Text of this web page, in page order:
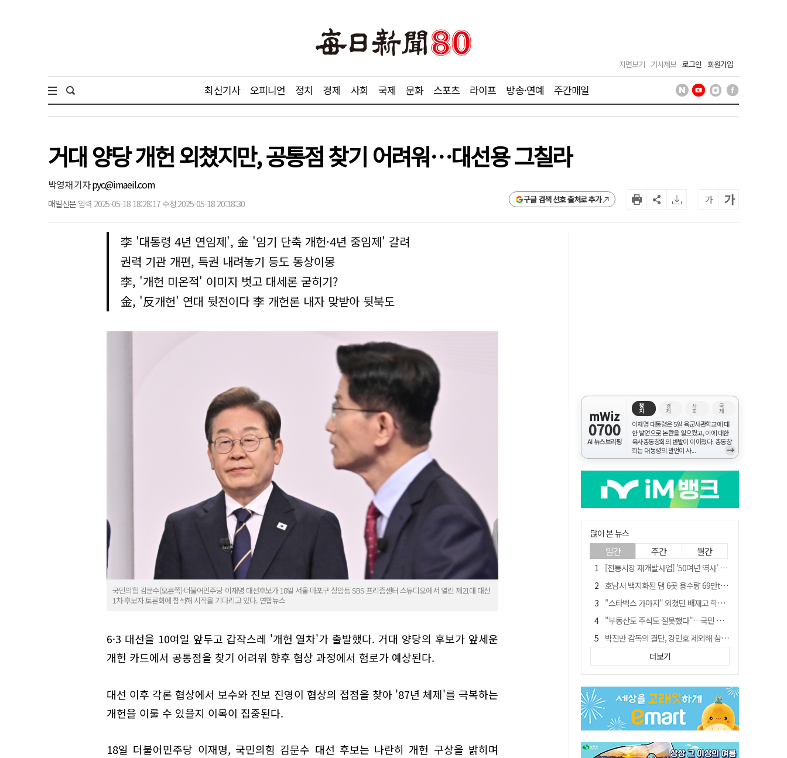
지면보기 기사제보 로그인 회원가입
최신기사 오피니언 정치 경제 사회 국제 문화 스포츠 라이프 방송·연예 주간매일
거대 양당 개헌 외쳤지만, 공통점 찾기 어려워…대선용 그칠라
박영채 기자pyc@imaeil.com
매일신문 입력 2025-05-18 18:28:17 수정 2025-05-18 20:18:30 구글 검색 선호 출처로 추가 가 가
李 '대통령 4년 연임제', 金 '임기 단축 개헌·4년 중임제' 갈려
권력 기관 개편, 특권 내려놓기 등도 동상이몽
李, '개헌 미온적' 이미지 벗고 대세론 굳히기?
金, '反개헌' 연대 뒷전이다 李 개헌론 내자 맞받아 뒷북도
국민의힘 김문수(오른쪽)·더불어민주당 이재명 대선후보가 18일 서울 마포구 상암동 SBS 프리즘센터 스튜디오에서 열린 제21대 대선
1차 후보자 토론회에 참석해 시작을 기다리고 있다. 연합뉴스
6·3 대선을 10여일 앞두고 갑작스레 '개헌 열차'가 출발했다. 거대 양당의 후보가 앞세운
개헌 카드에서 공통점을 찾기 어려워 향후 협상 과정에서 험로가 예상된다.
대선 이후 각론 협상에서 보수와 진보 진영이 협상의 접점을 찾아 '87년 체제'를 극복하는
개헌을 이룰 수 있을지 이목이 집중된다.
18일 더불어민주당 이재명, 국민의힘 김문수 대선 후보는 나란히 개헌 구상을 밝히며
mWiz
0700
AI 뉴스브리핑
정
치
경
제
사
회
국
제
이재명 대통령은 5일 육군사관학교에 대
한 발언으로 논란을 일으켰고, 이에 대한
육사총동창회의 반발이 이어졌다. 총동창
회는 대통령의 발언이 사...
→
많이 본 뉴스
일간 주간 월간
[전통시장 재개발사업] '50여년 역사' 수성시장 자리에 25층 주상복합 들어선다
호남서 백지화된 댐 6곳 용수량 69만t… 반도체 클러스터 필요량 넘는다
"스타벅스 가야지" 외쳤던 배재고 학생 2명, 결국 중징계
"부동산도 주식도 잘못했다"…국민 절반 이상, 정부 경제정책 '부정'
박진만 감독의 결단, 강민호 제외해 삼성 라이온즈에 긴장감 불어 넣어
국민 10명 중 6명 "검찰 보완수사권 필요"…민주당 지지층도 53.8%
[단독] 20명에 묻고…72%가 '보완수사권 폐지'?
'전대 탈락' 고민정, 文 한마디에 웃었다…"맷집 제법 생겼구나"
안동-사가에, "50년 우정 넘어 미래 50년 함께 연다"
더보기